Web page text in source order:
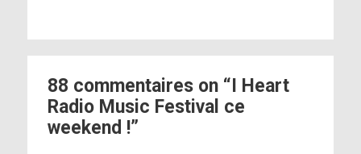
88 commentaires on “I Heart
Radio Music Festival ce
weekend !”